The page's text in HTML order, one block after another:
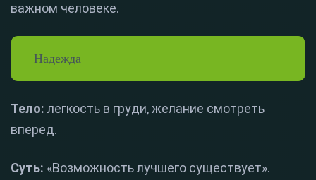
важном человеке.
Надежда
Тело: легкость в груди, желание смотреть
вперед.
Суть: «Возможность лучшего существует».